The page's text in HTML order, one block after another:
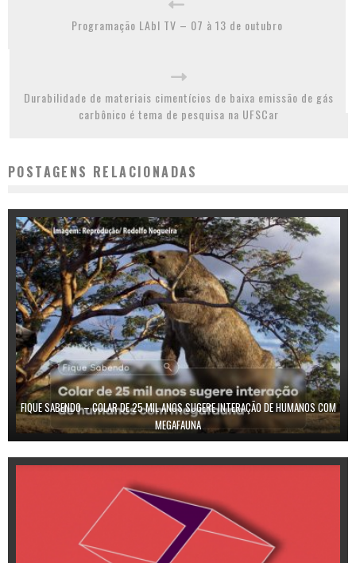
Programação LAbI TV – 07 à 13 de outubro
Durabilidade de materiais cimentícios de baixa emissão de gás
carbônico é tema de pesquisa na UFSCar
POSTAGENS RELACIONADAS
FIQUE SABENDO – COLAR DE 25 MIL ANOS SUGERE INTERAÇÃO DE HUMANOS COM
MEGAFAUNA